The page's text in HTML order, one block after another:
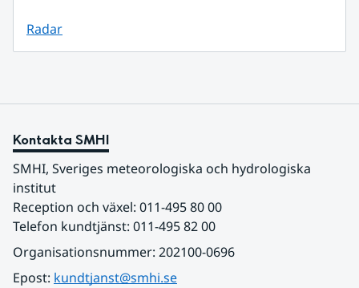
Radar
Kontakta SMHI
SMHI, Sveriges meteorologiska och hydrologiska
institut
Reception och växel: 011-495 80 00
Telefon kundtjänst: 011-495 82 00
Organisationsnummer: 202100-0696
Epost: kundtjanst@smhi.se